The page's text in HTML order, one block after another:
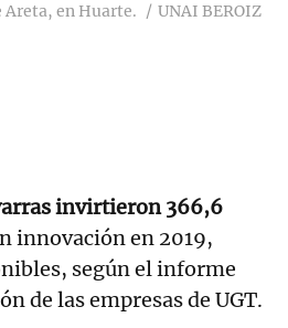
en Huarte. UNAI BEROIZ
invirtieron 366,6
innovación en 2019,
según el informe
de las empresas de UGT.